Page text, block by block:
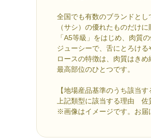
全国でも有数のブランドと
（サシ）の優れたものだけに
「A5等級」をはじめ、肉質
ジューシーで、舌にとろけ
ロースの特徴は、肉質はき
最高部位のひとつです。
【地場産品基準のうち該当
上記類型に該当する理由
※画像はイメージです。お届